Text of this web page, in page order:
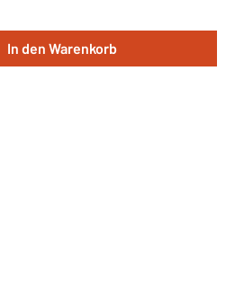
Wert ein
In den Warenkorb